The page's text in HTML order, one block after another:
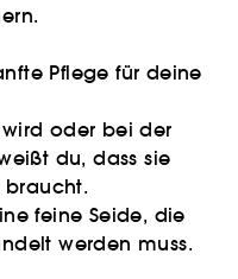
Pflege für deine
oder bei der
du, dass sie
braucht.
feine Seide, die
werden muss.